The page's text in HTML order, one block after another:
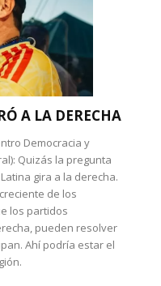
A LA DERECHA
Democracia y
Quizás la pregunta
gira a la derecha.
de los
los partidos
pueden resolver
Ahí podría estar el